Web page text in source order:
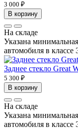
3 000 ₽
В корзину
На складе
Указана
автомобиля в
Заднее стекло Great
5 300 ₽
В корзину
На складе
Указана
автомобиля в